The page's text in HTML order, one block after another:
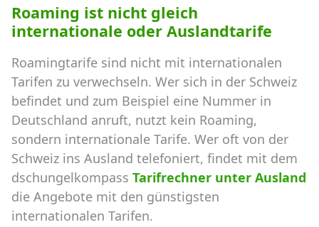
Roaming ist nicht gleich
internationale oder Auslandtarife
Roamingtarife sind nicht mit internationalen
Tarifen zu verwechseln. Wer sich in der Schweiz
befindet und zum Beispiel eine Nummer in
Deutschland anruft, nutzt kein Roaming,
sondern internationale Tarife. Wer oft von der
Schweiz ins Ausland telefoniert, findet mit dem
dschungelkompass Tarifrechner unter Ausland
die Angebote mit den günstigsten
internationalen Tarifen.